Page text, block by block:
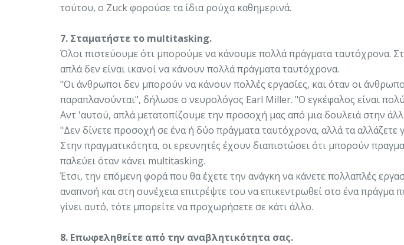
τούτου, ο Zuck φορούσε τα ίδια ρούχα καθημερινά.
7. Σταματήστε το multitasking.
Όλοι πιστεύουμε ότι μπορούμε να κάνουμε πολλά πράγματα ταυτόχρονα.
απλά δεν είναι ικανοί να κάνουν πολλά πράγματα ταυτόχρονα.
"Οι άνθρωποι δεν μπορούν να κάνουν πολλές εργασίες, και όταν οι
παραπλανούνται", δήλωσε ο νευρολόγος Earl Miller. "Ο εγκέφαλος είναι
Αντ 'αυτού, απλά μετατοπίζουμε την προσοχή μας από μια δουλειά στην
"Δεν δίνετε προσοχή σε ένα ή δύο πράγματα ταυτόχρονα, αλλά τα αλλάζετε
Στην πραγματικότητα, οι ερευνητές έχουν διαπιστώσει ότι μπορούν
παλεύει όταν κάνει multitasking.
Έτσι, την επόμενη φορά που θα έχετε την ανάγκη να κάνετε πολλαπλές
αναπνοή και στη συνέχεια επιτρέψτε του να επικεντρωθεί στο ένα πράγμα
γίνει αυτό, τότε μπορείτε να προχωρήσετε σε κάτι άλλο.
8. Επωφεληθείτε από την αναβλητικότητα σας.